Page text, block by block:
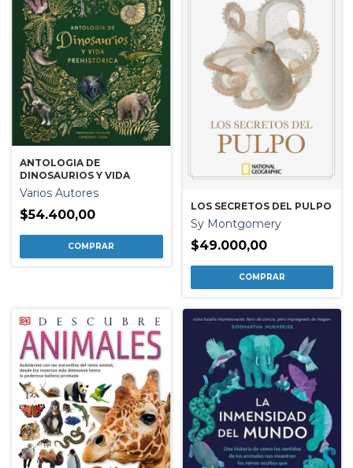
ANTOLOGIA DE
DINOSAURIOS Y VIDA
Varios Autores
$54.400,00
LOS SECRETOS DEL PULPO
Sy Montgomery
$49.000,00